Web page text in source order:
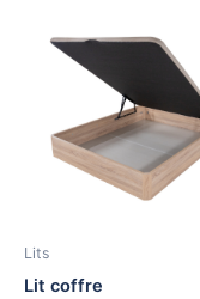
Lits
Lit coffre